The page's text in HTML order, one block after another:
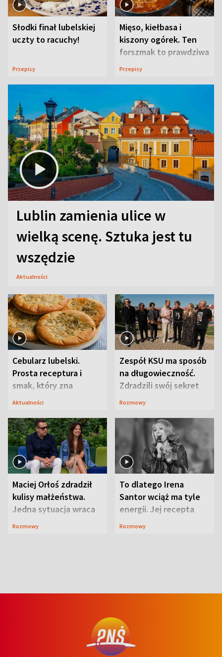
Słodki finał lubelskiej
uczty to racuchy!
Przepisy
Mięso, kiełbasa i
kiszony ogórek. Ten
forszmak to prawdziwa
uczta
Przepisy
Lublin zamienia ulice w
wielką scenę. Sztuka jest tu
wszędzie
Aktualności
Cebularz lubelski.
Prosta receptura i
smak, który zna
Lubelszczyzna
Aktualności
Zespół KSU ma sposób
na długowieczność.
Zdradzili swój sekret
Rozmowy
Maciej Orłoś zdradził
kulisy małżeństwa.
Jedna sytuacja wraca
jak bumerang
Rozmowy
To dlatego Irena
Santor wciąż ma tyle
energii. Jej recepta
jest zaskakująco
Rozmowy